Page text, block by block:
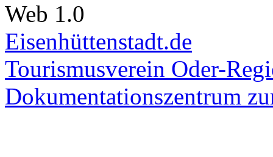
Web 1.0
Eisenhüttenstadt.de
Tourismusverein Oder-
Dokumentationszentrum